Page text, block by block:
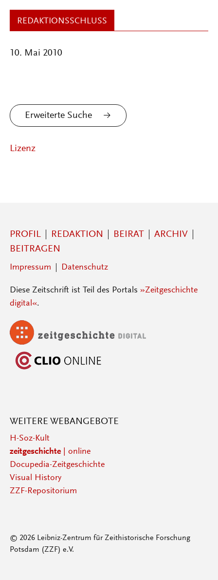
REDAKTIONSSCHLUSS
10. Mai 2010
Erweiterte Suche
Lizenz
PROFIL REDAKTION BEIRAT
ARCHIV
BEITRAGEN
Impressum Datenschutz
Diese Zeitschrift ist Teil des Portals »Zeitgeschichte
digital«.
WEITERE WEBANGEBOTE
H-Soz-Kult
zeitgeschichte| online
Docupedia-Zeitgeschichte
Visual History
ZZF-Repositorium
© 2026 Leibniz-Zentrum für Zeithistorische Forschung
Potsdam (ZZF) e.V.